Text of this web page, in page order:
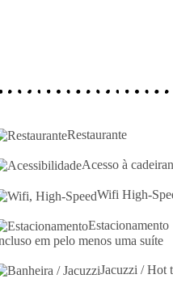
Restaurante
Acesso à
Wifi High-
Estacionamento
em pelo menos uma suíte
Jacuzzi / Hot